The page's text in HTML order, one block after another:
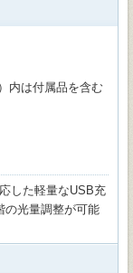
内は付属品を含む
した軽量なUSB充
の光量調整が可能